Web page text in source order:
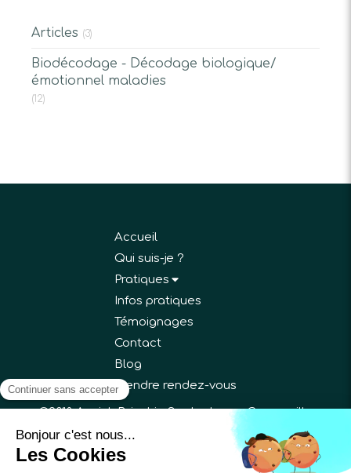
Articles (3)
Biodécodage - Décodage biologique/
émotionnel maladies
(12)
Accueil
Qui suis-je ?
Pratiques
Infos pratiques
Témoignages
Contact
Blog
Prendre rendez-vous
©2018 Annick Bricchi - Sophrologue Gargenville
Plan du site